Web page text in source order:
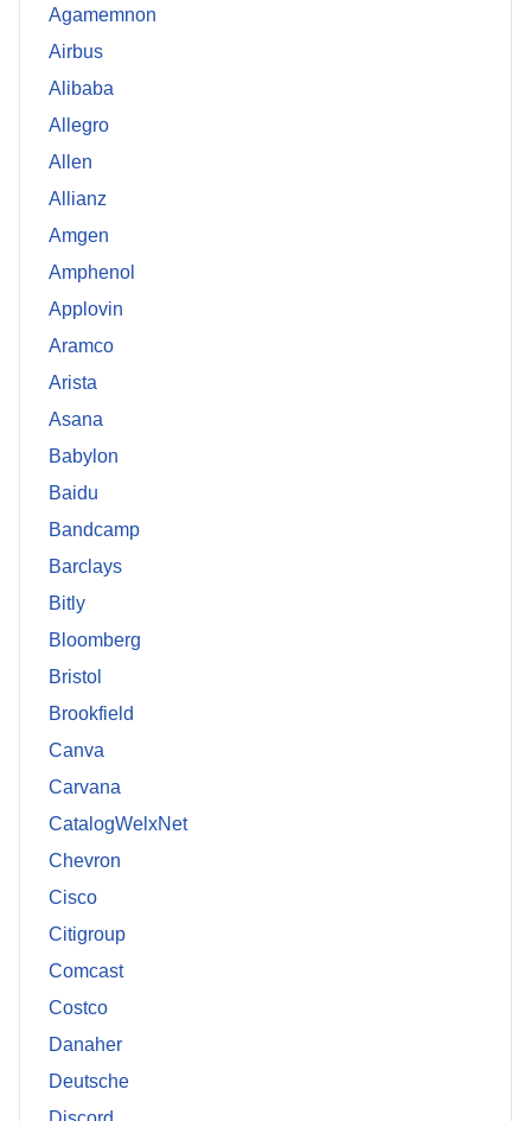
Agamemnon
Airbus
Alibaba
Allegro
Allen
Allianz
Amgen
Amphenol
Applovin
Aramco
Arista
Asana
Babylon
Baidu
Bandcamp
Barclays
Bitly
Bloomberg
Bristol
Brookfield
Canva
Carvana
CatalogWelxNet
Chevron
Cisco
Citigroup
Comcast
Costco
Danaher
Deutsche